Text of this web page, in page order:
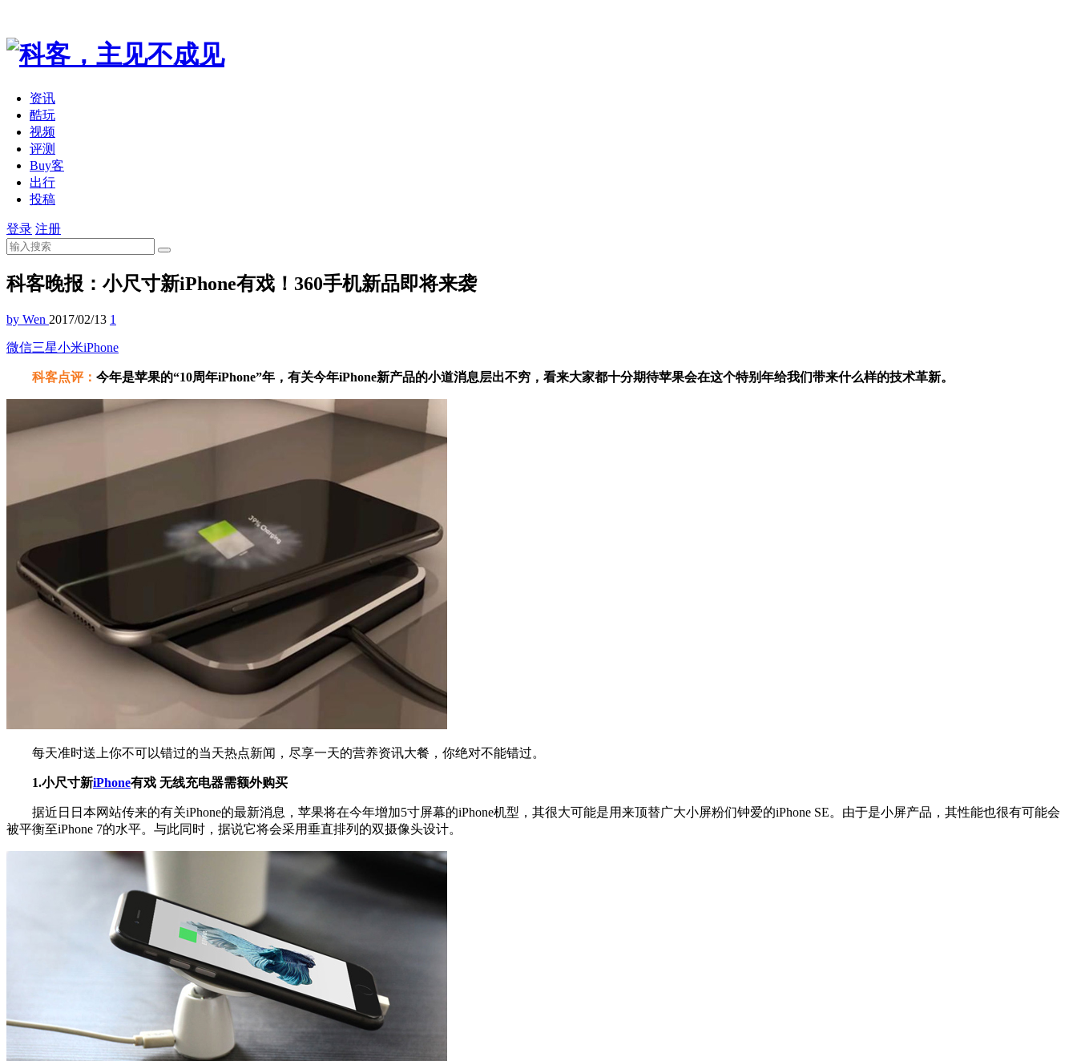
资讯
酷玩
视频
评测
Buy客
出行
投稿
登录 注册
科客晚报：小尺寸新iPhone有戏！360手机新品即将来袭
by Wen 2017/02/13 1
微信三星小米iPhone
科客点评： 今年是苹果的“10周年iPhone”年，有关今年iPhone新产品的小道消息层出不穷，看来大家都十分期待苹果会在这个特别年给我们带来什么样的技术革新。
每天准时送上你不可以错过的当天热点新闻，尽享一天的营养资讯大餐，你绝对不能错过。
1.小尺寸新iPhone有戏 无线充电器需额外购买
据近日日本网站传来的有关iPhone的最新消息，苹果将在今年增加5寸屏幕的iPhone机型，其很大可能是用来顶替广大小屏粉们钟爱的iPhone SE。由于是小屏产品，其性能也很有可能会
被平衡至iPhone 7的水平。与此同时，据说它将会采用垂直排列的双摄像头设计。